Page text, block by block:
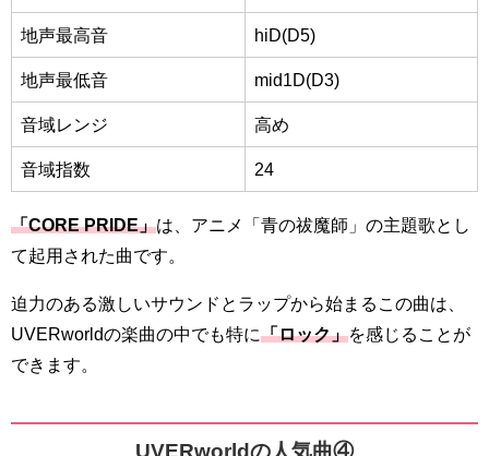
地声最高音 hiD(D5)
地声最低音 mid1D(D3)
音域レンジ 高め
音域指数 24
「CORE PRIDE」は、アニメ「青の祓魔師」の主題歌とし
て起用された曲です。
迫力のある激しいサウンドとラップから始まるこの曲は、
UVERworldの楽曲の中でも特に「ロック」を感じることが
できます。
UVERworldの人気曲④